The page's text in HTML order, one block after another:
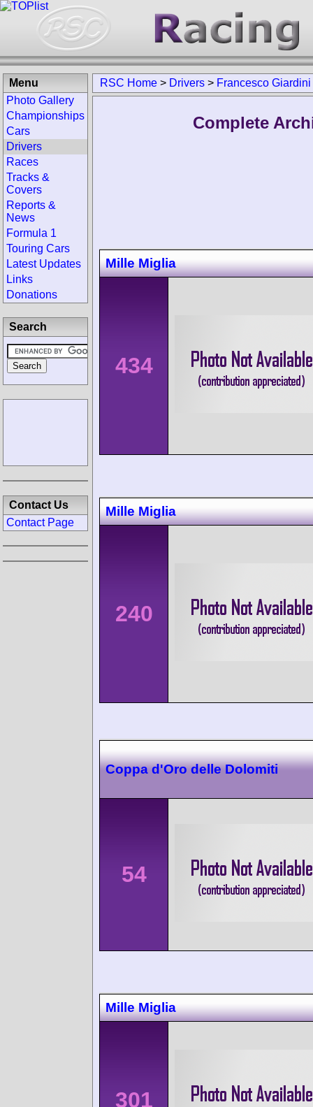
RSC Home > Drivers > Francesco Giardini
Complete
Mille Miglia
434
Mille Miglia
240
Coppa d'Oro delle Dolomiti
54
Mille Miglia
301
Menu
Photo Gallery
Championships
Cars
Drivers
Races
Tracks &
Covers
Reports &
News
Formula 1
Touring Cars
Latest Updates
Links
Donations
Search
Contact Us
Contact Page